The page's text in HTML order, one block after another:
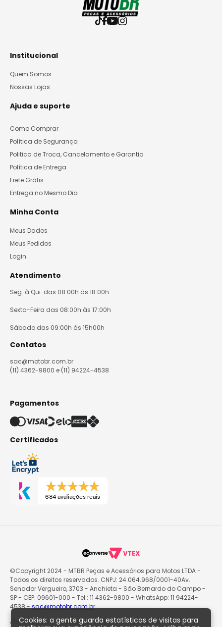
Cookies: a gente guarda estatísticas de visitas para
Institucional
Quem Somos
Nossas Lojas
Ajuda e suporte
Como Comprar
Política de Segurança
Politica de Troca, Cancelamento e Garantia
Política de Entrega
Frete Grátis
Entrega no Mesmo Dia
Minha Conta
Meus Dados
Meus Pedidos
Login
Atendimento
Seg. à Qui. das 08:00h às 18:00h
Sexta-Feira das 08:00h às 17:00h
Sábado das 09:00h às 15h00h
Contatos
sac@motobr.com.br
(11) 4362-9800 e (11) 94224-4538
Pagamentos
Certificados
684 avaliações reais
©Copyright 2024 - MTBR Peças e Acessórios para Motos LTDA -
Todos os direitos reservados. CNPJ: 24.064.968/0001-40Av.
Senador Vergueiro, 3703 - Anchieta - São Bernardo do Campo -
SP - CEP: 09601-000 - Tel.: 11 4362-9800 - WhatsApp: 11 94224-
4538 -sac@motobr.com.br
Atenção: O site poderá passar por atualizações e eventuais